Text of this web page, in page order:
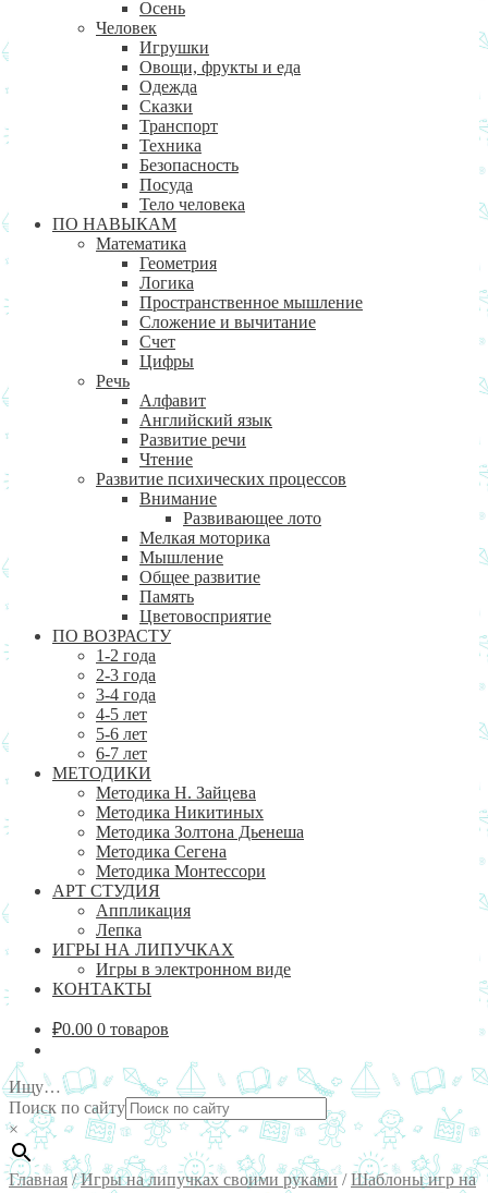
Осень
Человек
Игрушки
Овощи, фрукты и еда
Одежда
Сказки
Транспорт
Техника
Безопасность
Посуда
Тело человека
ПО НАВЫКАМ
Математика
Геометрия
Логика
Пространственное мышление
Сложение и вычитание
Счет
Цифры
Речь
Алфавит
Английский язык
Развитие речи
Чтение
Развитие психических процессов
Внимание
Развивающее лото
Мелкая моторика
Мышление
Общее развитие
Память
Цветовосприятие
ПО ВОЗРАСТУ
1-2 года
2-3 года
3-4 года
4-5 лет
5-6 лет
6-7 лет
МЕТОДИКИ
Методика Н. Зайцева
Методика Никитиных
Методика Золтона Дьенеша
Методика Сегена
Методика Монтессори
АРТ СТУДИЯ
Аппликация
Лепка
ИГРЫ НА ЛИПУЧКАХ
Игры в электронном виде
КОНТАКТЫ
₽0.00 0 товаров
Ищу…
Поиск по сайту
×
Главная/Игры на липучках своими руками/Шаблоны игр на